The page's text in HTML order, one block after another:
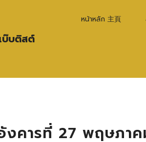
บติสต์
หน้าหลัก 主頁
งคารที่ 27 พฤษภาค